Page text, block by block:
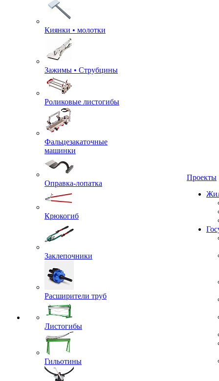
Киянки • молотки
Зажимы • Струбцины
Роликовые листогибы
Фальцезакаточные
машинки
Оправка-лопатка
Крюкогиб
Заклепочники
Расширители труб
Листогибы
Гильотины